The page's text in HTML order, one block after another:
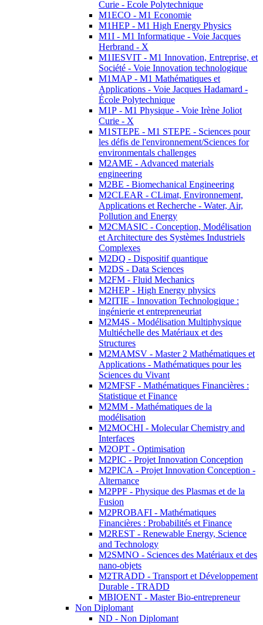
Curie - Ecole Polytechnique
M1ECO - M1 Economie
M1HEP - M1 High Energy Physics
M1I - M1 Informatique - Voie Jacques
Herbrand - X
M1IESVIT - M1 Innovation, Entreprise, et
Société - Voie Innovation technologique
M1MAP - M1 Mathématiques et
Applications - Voie Jacques Hadamard -
École Polytechnique
M1P - M1 Physique - Voie Irène Joliot
Curie - X
M1STEPE - M1 STEPE - Sciences pour
les défis de l'environnement/Sciences for
environmentals challenges
M2AME - Advanced materials
engineering
M2BE - Biomechanical Engineering
M2CLEAR - CLimat, Environnement,
Applications et Recherche - Water, Air,
Pollution and Energy
M2CMASIC - Conception, Modélisation
et Architecture des Systèmes Industriels
Complexes
M2DQ - Dispositif quantique
M2DS - Data Sciences
M2FM - Fluid Mechanics
M2HEP - High Energy physics
M2ITIE - Innovation Technologique :
ingénierie et entrepreneuriat
M2M4S - Modélisation Multiphysique
Multiéchelle des Matériaux et des
Structures
M2MAMSV - Master 2 Mathématiques et
Applications - Mathématiques pour les
Sciences du Vivant
M2MFSF - Mathématiques Financières :
Statistique et Finance
M2MM - Mathématiques de la
modélisation
M2MOCHI - Molecular Chemistry and
Interfaces
M2OPT - Optimisation
M2PIC - Projet Innovation Conception
M2PICA - Projet Innovation Conception -
Alternance
M2PPF - Physique des Plasmas et de la
Fusion
M2PROBAFI - Mathématiques
Financières : Probabilités et Finance
M2REST - Renewable Energy, Science
and Technology
M2SMNO - Sciences des Matériaux et des
nano-objets
M2TRADD - Transport et Développement
Durable - TRADD
MBIOENT - Master Bio-entrepreneur
Non Diplomant
ND - Non Diplomant